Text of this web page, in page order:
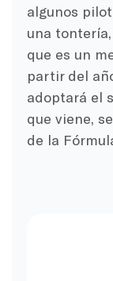
algunos
una
que es un
partir del
adoptará el
que viene,
de la